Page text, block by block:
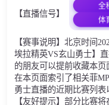
【直播信号】
全
体
【赛事说明】北京时间
埃拉精英VS玄山勇士】
的朋友可以提前收藏本
在本页面索引了相关菲
勇士直播的近期比赛列表
【友好提示】部分比赛